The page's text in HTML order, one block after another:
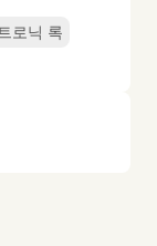
로닉 록